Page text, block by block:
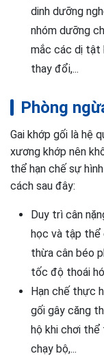
dinh dưỡng
nhóm dưỡng
mắc các dị tật
thay đổi,...
Phòng
Gai khớp gối là hệ
xương khớp nên
thể hạn chế sự
cách sau đây:
Duy trì cân
học và tập thể
thừa cân béo
tốc độ thoái
Hạn chế thực
gối gây căng
hộ khi chơi thể
chạy bộ,...